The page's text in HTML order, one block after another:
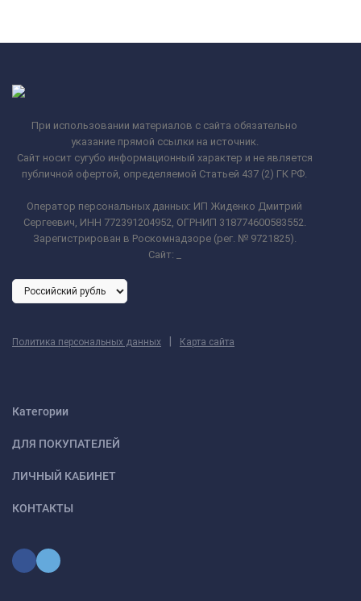
При использовании материалов с сайта обязательно
указание прямой ссылки на источник.
Сайт носит сугубо информационный характер и не является
публичной офертой, определяемой Статьей 437 (2) ГК РФ.
Оператор персональных данных: ИП Жиденко Дмитрий
Сергеевич, ИНН 772391204952, ОГРНИП 318774600583552.
Зарегистрирован в Роскомнадзоре (рег. № 9721825).
Сайт:
Политика персональных данных Карта сайта
Категории
ДЛЯ ПОКУПАТЕЛЕЙ
ЛИЧНЫЙ КАБИНЕТ
КОНТАКТЫ